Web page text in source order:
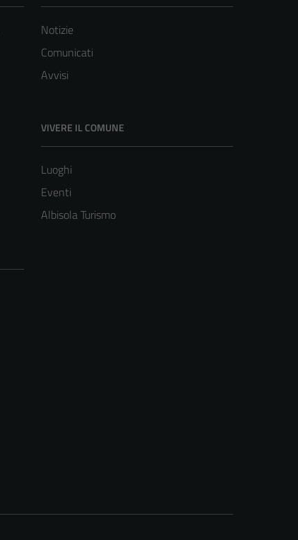
Notizie
Comunicati
Avvisi
VIVERE IL COMUNE
Luoghi
Eventi
Albisola Turismo